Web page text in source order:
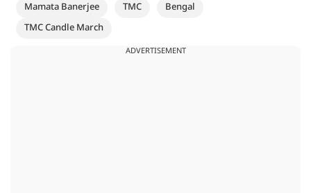
Mamata Banerjee TMC
Bengal
TMC Candle March
ADVERTISEMENT